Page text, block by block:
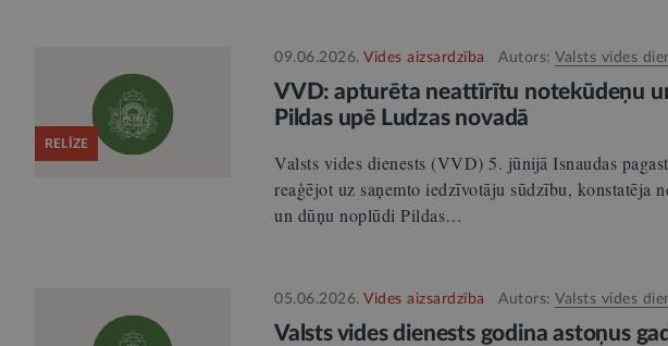
RELĪZE
09.06.2026. Vides aizsardzība Autors: Valsts vides
VVD: apturēta neattīrītu notekūdeņu
Pildas upē Ludzas novadā
Valsts vides dienests (VVD) 5. jūnijā Isnaudas
reaģējot uz saņemto iedzīvotāju sūdzību, konstatēja
un dūņu noplūdi Pildas…
05.06.2026. Vides aizsardzība Autors: Valsts vides
Valsts vides dienests godina astoņus